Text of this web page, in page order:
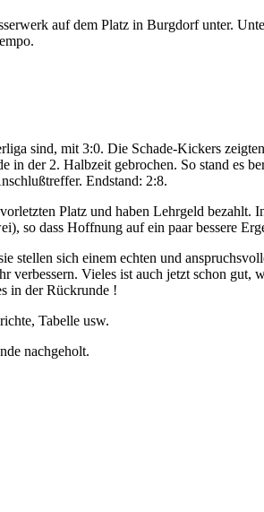
auf dem Platz in Burgdorf unter.
sind, mit 3:0. Die Schade-Kickers
der 2. Halbzeit gebrochen. So stand es
Endstand: 2:8.
Platz und haben Lehrgeld bezahlt.
so dass Hoffnung auf ein paar bessere
stellen sich einem echten und
Vieles ist auch jetzt schon gut,
in der Rückrunde !
Tabelle usw.
nachgeholt.